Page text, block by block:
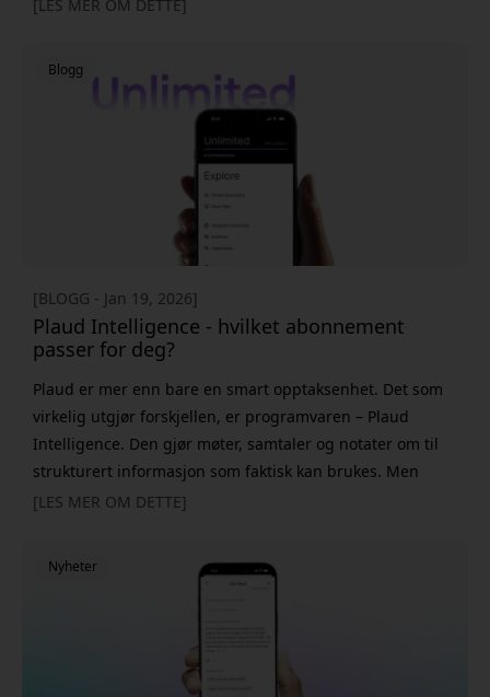
som ytterligere styrker selskapets posisjon innen AI-
baserte produktivitetsverktøy. iF D
[LES MER OM DETTE]
Blogg
[BLOGG - Jan 19, 2026]
Plaud Intelligence - hvilket abonnement
passer for deg?
Plaud er mer enn bare en smart opptaksenhet. Det som
virkelig utgjør forskjellen, er programvaren – Plaud
Intelligence. Den gjør møter, samtaler og notater om til
strukturert informasjon som faktisk kan brukes. Men
hvilket abonnement bør du velge? Vi går gjennom
gratis abonnement som gjør det enkelt å komme i gang.
[LES MER OM DETTE]
Nyheter